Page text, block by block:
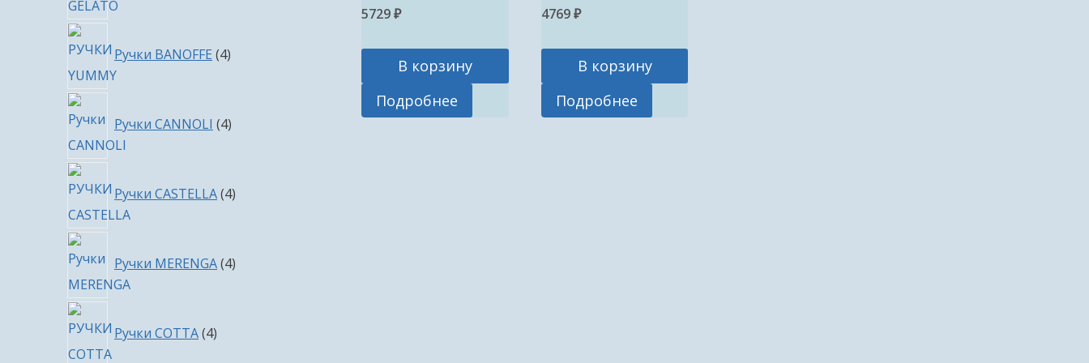
5729₽
В корзину
Подробнее
4769₽
В корзину
Подробнее
Ручки BANOFFE 4товара
Ручки CANNOLI 4товара
Ручки CASTELLA 4товара
Ручки MERENGA 4товара
Ручки COTTA 4товара